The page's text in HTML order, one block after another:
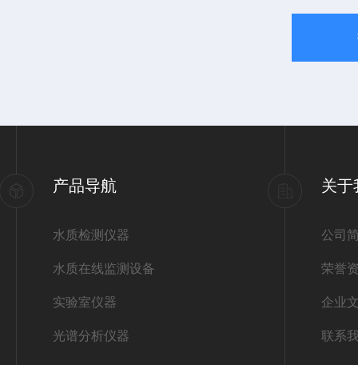
产品导航
水质检测仪器
水质在线监测设备
实验室仪器
光谱分析仪器
关于
公司
荣誉
企业
联系